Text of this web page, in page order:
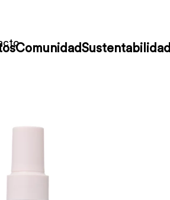
ComunidadSustentabilidad